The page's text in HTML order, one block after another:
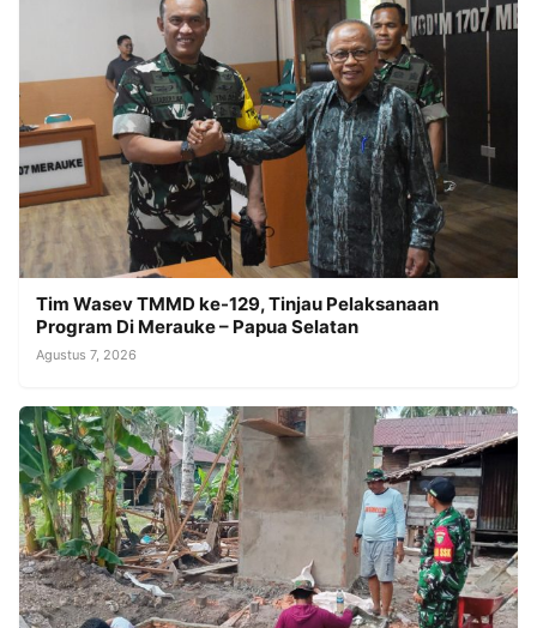
Tim Wasev TMMD ke-129, Tinjau Pelaksanaan
Program Di Merauke – Papua Selatan
Agustus 7, 2026